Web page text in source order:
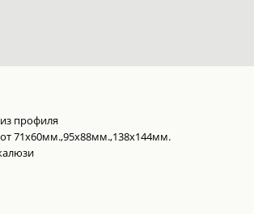
профиля
71х60мм.,95х88мм.,138х144мм.